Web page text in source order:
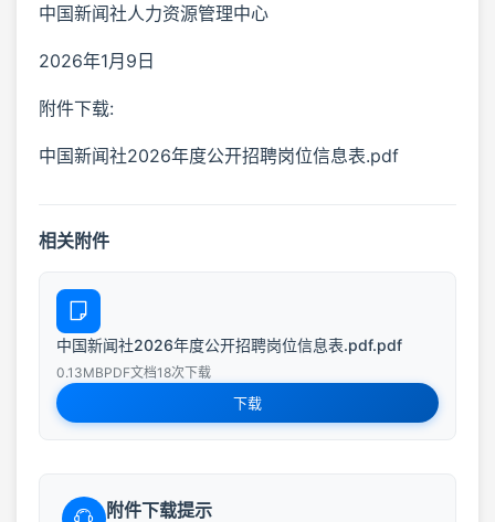
中国新闻社人力资源管理中心
2026年1月9日
附件下载:
中国新闻社2026年度公开招聘岗位信息表.pdf
相关附件
中国新闻社2026年度公开招聘岗位信息表.pdf.pdf
0.13MBPDF文档18次下载
下载
附件下载提示